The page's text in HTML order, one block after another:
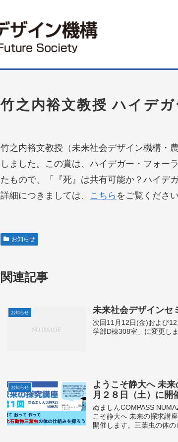
竹之内裕文教授 ハイデ
竹之内裕文教授（未来社会デザイン機構・
しました。この賞は、ハイデガー・フォー
たもので、「『死』は共有可能か？ハイデ
詳細につきましては、 こちら をご覧ください
お知らせ
関連記事
お知らせ 未来社会デザインセ
次回11月12日(金)および
学部D棟308室」に変更し
お知らせ
ようこそ静大へ 未
月２８日（土）に開
ぬましんCOMPASS
こそ静大へ 未来の探求講
開催します。三葉虫の体